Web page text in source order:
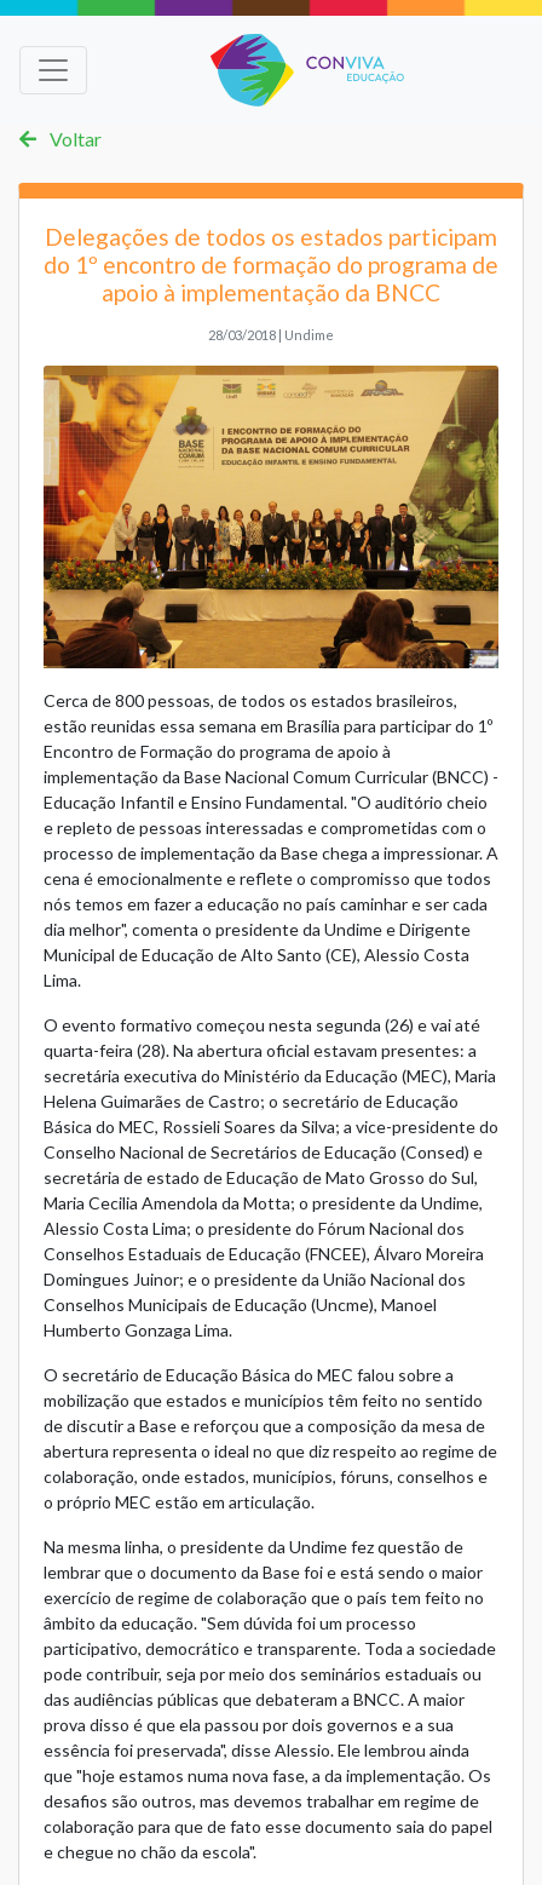
Voltar
Delegações de todos os estados participam
do 1º encontro de formação do programa de
apoio à implementação da BNCC
28/03/2018 | Undime
Cerca de 800 pessoas, de todos os estados brasileiros,
estão reunidas essa semana em Brasília para participar do 1º
Encontro de Formação do programa de apoio à
implementação da Base Nacional Comum Curricular (BNCC) -
Educação Infantil e Ensino Fundamental. "O auditório cheio
e repleto de pessoas interessadas e comprometidas com o
processo de implementação da Base chega a impressionar. A
cena é emocionalmente e reflete o compromisso que todos
nós temos em fazer a educação no país caminhar e ser cada
dia melhor", comenta o presidente da Undime e Dirigente
Municipal de Educação de Alto Santo (CE), Alessio Costa
Lima.
O evento formativo começou nesta segunda (26) e vai até
quarta-feira (28). Na abertura oficial estavam presentes: a
secretária executiva do Ministério da Educação (MEC), Maria
Helena Guimarães de Castro; o secretário de Educação
Básica do MEC, Rossieli Soares da Silva; a vice-presidente do
Conselho Nacional de Secretários de Educação (Consed) e
secretária de estado de Educação de Mato Grosso do Sul,
Maria Cecilia Amendola da Motta; o presidente da Undime,
Alessio Costa Lima; o presidente do Fórum Nacional dos
Conselhos Estaduais de Educação (FNCEE), Álvaro Moreira
Domingues Juinor; e o presidente da União Nacional dos
Conselhos Municipais de Educação (Uncme), Manoel
Humberto Gonzaga Lima.
O secretário de Educação Básica do MEC falou sobre a
mobilização que estados e municípios têm feito no sentido
de discutir a Base e reforçou que a composição da mesa de
abertura representa o ideal no que diz respeito ao regime de
colaboração, onde estados, municípios, fóruns, conselhos e
o próprio MEC estão em articulação.
Na mesma linha, o presidente da Undime fez questão de
lembrar que o documento da Base foi e está sendo o maior
exercício de regime de colaboração que o país tem feito no
âmbito da educação. "Sem dúvida foi um processo
participativo, democrático e transparente. Toda a sociedade
pode contribuir, seja por meio dos seminários estaduais ou
das audiências públicas que debateram a BNCC. A maior
prova disso é que ela passou por dois governos e a sua
essência foi preservada", disse Alessio. Ele lembrou ainda
que "hoje estamos numa nova fase, a da implementação. Os
desafios são outros, mas devemos trabalhar em regime de
colaboração para que de fato esse documento saia do papel
e chegue no chão da escola".